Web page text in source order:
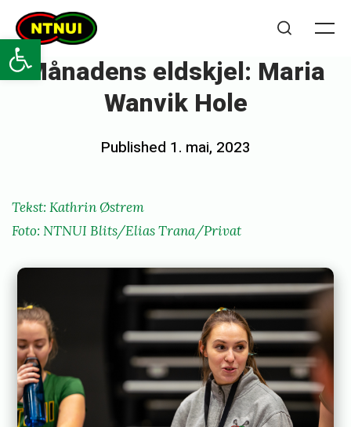
Open toolbar
Skip
content
NTNUI
Månadens eldskjel: Maria
Wanvik Hole
Posted
Published 1. mai, 2023
h
r
i
n
o
s
Tekst: Kathrin Østrem
Foto: NTNUI Blits/Elias Trana/Privat